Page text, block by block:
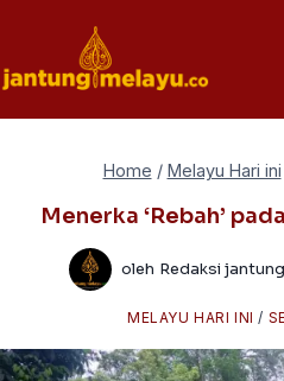
content
Home / Melayu Hari ini
Menerka ‘Rebah’
oleh Redaksi
MELAYU HARI INI /